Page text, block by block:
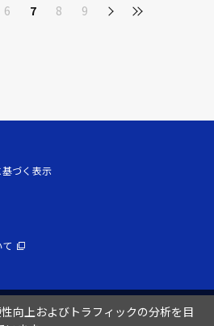
6 7 8 9
づく表示
向上およびトラフィックの分析を目